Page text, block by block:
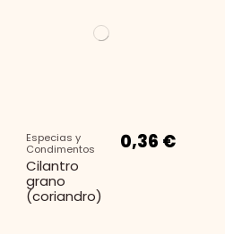
Especias y
Condimentos
Cilantro
grano
(coriandro)
0,36 €